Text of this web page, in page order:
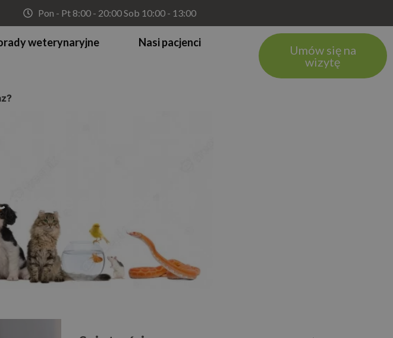
Pon - Pt 8:00 - 20:00 Sob 10:00 - 13:00
weterynaryjne Nasi pacjenci
Umów się na
wizytę
chociaż raz?